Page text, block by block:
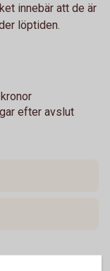
innebär att de är
löptiden.
efter avslut